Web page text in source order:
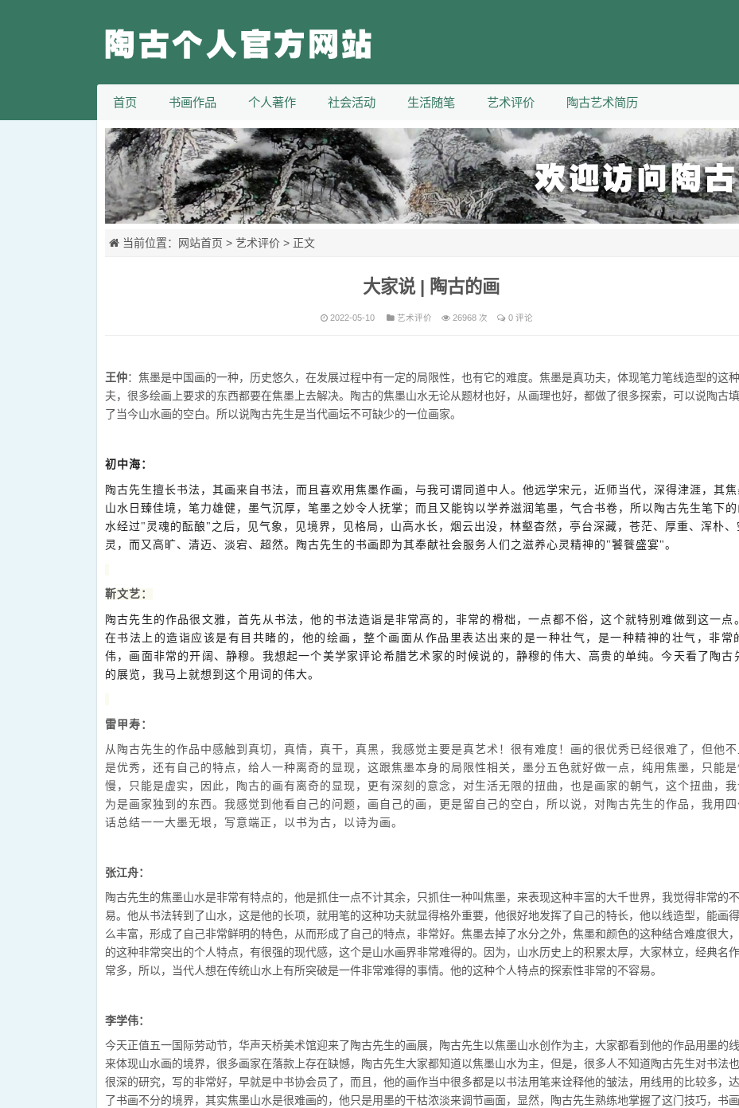
首页 书画作品 个人著作 社会活动 生活随笔 艺术评价 陶古艺术简历
当前位置： 网站首页 > 艺术评价 > 正文
大家说 | 陶古的画
2022-05-10 艺术评价 26968 次 0 评论
王仲：焦墨是中国画的一种，历史悠久，在发展过程中有一定的局限性，也有它的难度。焦墨是真功夫，体现笔力笔线造型的这
夫，很多绘画上要求的东西都要在焦墨上去解决。
陶古的焦墨山水无论从题材也好，从画理也好，都做了很多探索，可以说陶古
了当今山水画的空白。所以说陶古先生是当代画坛不可缺少的一位画家。
初中海：
陶古先生擅长书法，其画来自书法，而且喜欢用焦墨作画，与我可谓同道中人。他远学宋元，近师当代，深得津涯，其焦
山水日臻佳境，笔力雄健，墨气沉厚，笔墨之妙令人抚掌；而且又能钩以学养滋润笔墨，气合书卷，所以陶古先生笔下的
水经过"灵魂的酝酿"之后，见气象，见境界，见格局，山高水长，烟云出没，林壑杳然，亭台深藏，苍茫、厚重、浑朴、
灵，而又高旷、清迈、淡宕、超然。陶古先生的书画即为其奉献社会服务人们之滋养心灵精神的"饕餮盛宴"。
靳文艺：
陶古先生的作品很文雅，首先从书法，他的书法造诣是非常高的，非常的榾柮，一点都不俗，这个就特别难做到这一点
在书法上的造诣应该是有目共睹的，他的绘画，整个画面从作品里表达出来的是一种壮气，是一种精神的壮气，非常
伟，画面非常的开阔、静穆。我想起一个美学家评论希腊艺术家的时候说的，静穆的伟大、高贵的单纯。今天看了陶古
的展览，我马上就想到这个用词的伟大。
雷甲寿：
从陶古先生的作品中感触到真切，真情，真干，真黑，我感觉主要是真艺术！很有难度！画的很优秀已经很难了，但他不
是优秀，还有自己的特点，给人一种离奇的显现，这跟焦墨本身的局限性相关，墨分五色就好做一点，纯用焦墨，只能是
慢，只能是虚实，因此，陶古的画有离奇的显现，更有深刻的意念，对生活无限的扭曲，也是画家的朝气，这个扭曲，我
为是画家独到的东西。我感觉到他看自己的问题，画自己的画，更是留自己的空白，所以说，对陶古先生的作品，我用四
话总结一一大墨无垠，写意端正，以书为古，以诗为画。
张江舟：
陶古先生的焦墨山水是非常有特点的，他是抓住一点不计其余，只抓住一种叫焦墨，来表现这种丰富的大千世界，我觉得非常的
易。他从书法转到了山水，这是他的长项，就用笔的这种功夫就显得格外重要，他很好地发挥了自己的特长，他以线造型，能画
么丰富，形成了自己非常鲜明的特色，从而形成了自己的特点，非常好。焦墨去掉了水分之外，焦墨和颜色的这种结合难度很大
的这种非常突出的个人特点，有很强的现代感，这个是山水画界非常难得的。因为，山水历史上的积累太厚，大家林立，经典名
常多，所以，当代人想在传统山水上有所突破是一件非常难得的事情。他的这种个人特点的探索性非常的不容易。
李学伟：
今天正值五一国际劳动节，华声天桥美术馆迎来了陶古先生的画展，陶古先生以焦墨山水创作为主，大家都看到他的作品用墨的
来体现山水画的境界，很多画家在落款上存在缺憾，陶古先生大家都知道以焦墨山水为主，但是，很多人不知道陶古先生对书法
很深的研究，写的非常好，早就是中书协会员了，而且，他的画作当中很多都是以书法用笔来诠释他的皱法，用线用的比较多，达
了书画不分的境界，其实焦墨山水是很难画的，他只是用墨的干枯浓淡来调节画面，显然，陶古先生熟练地掌握了这门技巧，书